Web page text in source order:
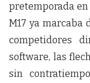
pretemporada
M17 ya marcaba
competidores
software, las
sin